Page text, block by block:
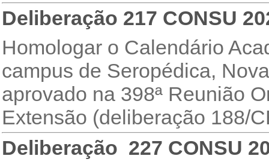
Deliberação 217 CONSU
Homologar o Calendário
campus de Seropédica,
aprovado na 398ª Reunião
Extensão (deliberação 188/
Deliberação 227 CONSU